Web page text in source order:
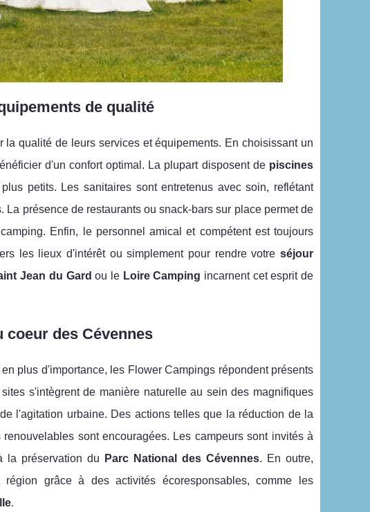
de qualité
qualité de leurs services et équipements. En choisissant un
d'un confort optimal. La plupart disposent de piscines
petits. Les sanitaires sont entretenus avec soin, reflétant
présence de restaurants ou snack-bars sur place permet de
Enfin, le personnel amical et compétent est toujours
les lieux d'intérêt ou simplement pour rendre votre séjour
Jean du Gard ou le Loire Camping incarnent cet esprit de
coeur des Cévennes
plus d'importance, les Flower Campings répondent présents
s'intègrent de manière naturelle au sein des magnifiques
l'agitation urbaine. Des actions telles que la réduction de la
sont encouragées. Les campeurs sont invités à
la préservation du
Parc National des Cévennes. En outre,
grâce à des activités écoresponsables, comme les
.